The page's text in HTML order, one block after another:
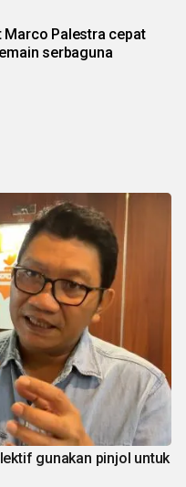
Marco Palestra cepat
serbaguna
gunakan pinjol untuk